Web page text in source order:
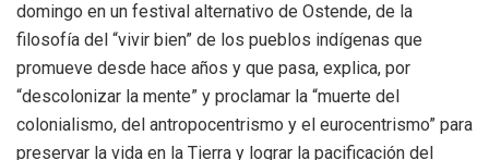
domingo en un festival alternativo de Ostende, de la
filosofía del “vivir bien” de los pueblos indígenas que
promueve desde hace años y que pasa, explica, por
“descolonizar la mente” y proclamar la “muerte del
colonialismo, del antropocentrismo y el eurocentrismo” para
preservar la vida en la Tierra y lograr la pacificación del